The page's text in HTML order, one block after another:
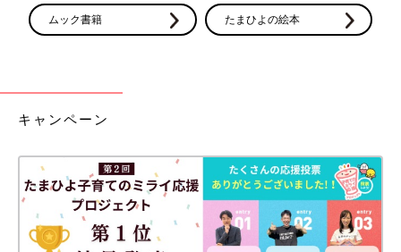
ムック書籍 たまひよの絵本
キャンペーン